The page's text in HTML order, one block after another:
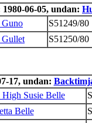
06-05, undan:
Guno
S51249/80
Gullet
S51250/80
17, undan:
Susie Belle
Belle